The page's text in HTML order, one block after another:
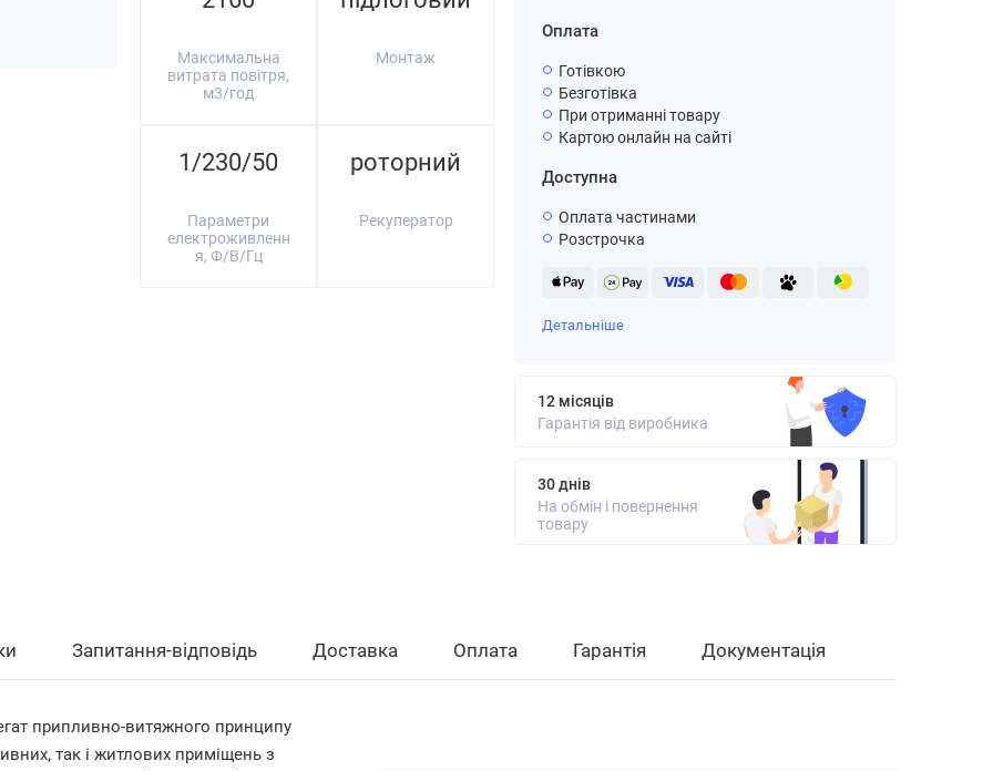
Максимальна
витрата повітря,
м3/год
Монтаж
1/230/50
Параметри
електроживленн
я, Ф/В/Гц
роторний
Рекуператор
Оплата
Готівкою
Безготівка
При отриманні товару
Картою онлайн на сайті
Доступна
Оплата частинами
Розстрочка
Детальніше
12 місяців
Гарантія від виробника
30 днів
На обмін і повернення
товару
Запитання-відповідь Доставка Оплата Гарантія Документація
припливно-витяжного принципу
так і житлових приміщень з